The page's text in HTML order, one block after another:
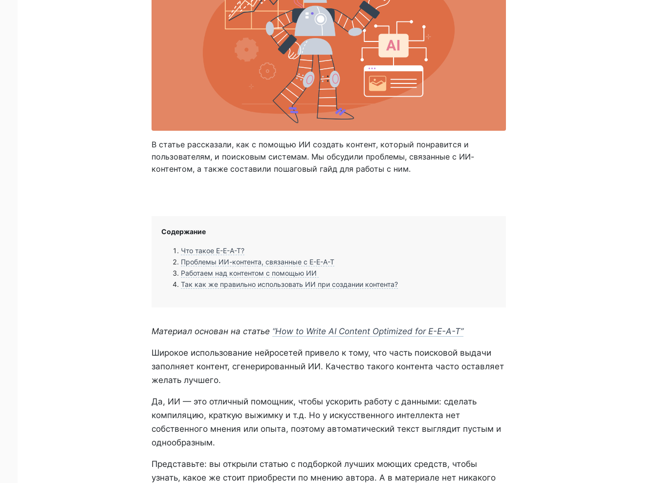
В статье рассказали, как с помощью ИИ создать контент, который понравится и
пользователям, и поисковым системам. Мы обсудили проблемы, связанные с ИИ-
контентом, а также составили пошаговый гайд для работы с ним.
Содержание
Что такое E-E-A-T?
Проблемы ИИ-контента, связанные с E-E-A-T
Работаем над контентом с помощью ИИ
Так как же правильно использовать ИИ при создании контента?
Материал основан на статье “How to Write AI Content Optimized for E-E-A-T”
Широкое использование нейросетей привело к тому, что часть поисковой выдачи
заполняет контент, сгенерированный ИИ. Качество такого контента часто оставляет
желать лучшего.
Да, ИИ — это отличный помощник, чтобы ускорить работу с данными: сделать
компиляцию, краткую выжимку и т.д. Но у искусственного интеллекта нет
собственного мнения или опыта, поэтому автоматический текст выглядит пустым и
однообразным.
Представьте: вы открыли статью с подборкой лучших моющих средств, чтобы
узнать, какое же стоит приобрести по мнению автора. А в материале нет никакого